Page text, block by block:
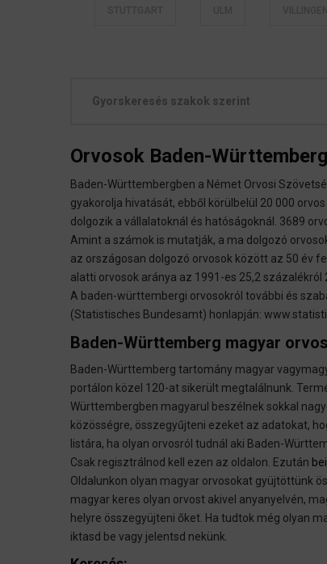
Gyorskeresés szakok szerint
Orvosok Baden-
Baden-Württembergben a Német Orvosi
gyakorolja hivatását, ebből körülbelül 20 000
dolgozik a vállalatoknál és hatóságoknál. 3689
Amint a számok is mutatják, a ma dolgozó
az országosan dolgozó orvosok között az 50 év
alatti orvosok aránya az 1991-es 25,2 százalékról
A baden-württembergi orvosokról további és
(Statistisches Bundesamt) honlapján:
Baden-Württemberg magyar
Baden-Württemberg tartomány magyar
portálon közel 120-at sikerült megtalálnunk.
Württembergben magyarul beszélnek sokkal
közösségre, összegyűjteni ezeket az adatokat,
listára, ha olyan orvosról tudnál aki Baden-
Csak regisztrálnod kell ezen az oldalon. Ezután
Oldalunkon olyan magyar orvosokat gyüjtöttünk
magyar keres olyan orvost akivel anyanyelvén,
helyre összegyüjteni őket. Ha tudtok még olyan
iktasd be vagy jelentsd nekünk.